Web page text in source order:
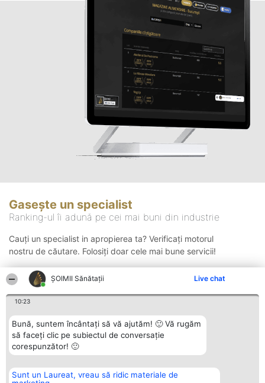
ŞOIMII Sănătații Live chat
10:23
Bună, suntem încântați să vă ajutăm! 🙂 Vă rugăm
să faceți clic pe subiectul de conversație
corespunzător! 🙂
Sunt un Laureat, vreau să ridic materiale de
Gasește un specialist
Ranking-ul îi adună pe cei mai buni din industrie
Cauți un specialist in apropierea ta? Verificați motorul
nostru de căutare. Folosiți doar cele mai bune servicii!
Organizator Ranking Plebiscyt Contact